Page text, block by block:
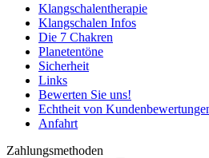
Klangschalentherapie
Klangschalen Infos
Die 7 Chakren
Planetentöne
Sicherheit
Links
Bewerten Sie uns!
Echtheit von
Anfahrt
Zahlungsmethoden